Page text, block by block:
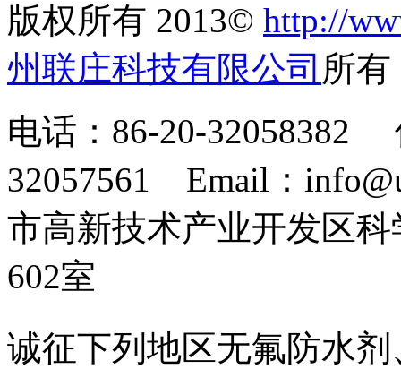
版权所有 2013© http://
州联庄科技有限公司 所
电话：86-20-32058382
32057561 Email：
市高新技术产业开发区
602室
诚征下列地区无氟防水